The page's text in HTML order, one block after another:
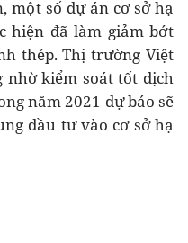
một số dự án cơ sở hạ
hiện đã làm giảm bớt
thép. Thị trường Việt
nhờ kiểm soát tốt dịch
năm 2021 dự báo sẽ
đầu tư vào cơ sở hạ